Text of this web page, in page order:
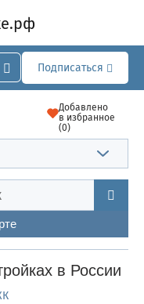
Подписаться
Добавлено
в избранное
(0)
в России